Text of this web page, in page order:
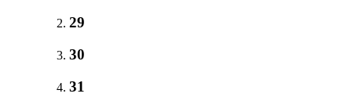
29
30
31